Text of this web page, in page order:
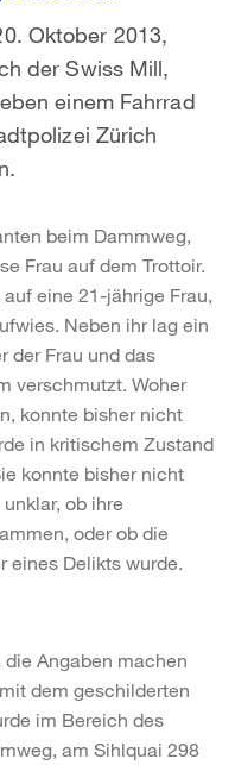
Oktober 2013,
der Swiss Mill,
einem Fahrrad
Zürich
beim Dammweg,
Frau auf dem Trottoir.
eine 21-jährige Frau,
Neben ihr lag ein
der Frau und das
verschmutzt. Woher
konnte bisher nicht
in kritischem Zustand
konnte bisher nicht
ob ihre
oder ob die
eines Delikts wurde.
Angaben machen
dem geschilderten
im Bereich des
am Sihlquai 298